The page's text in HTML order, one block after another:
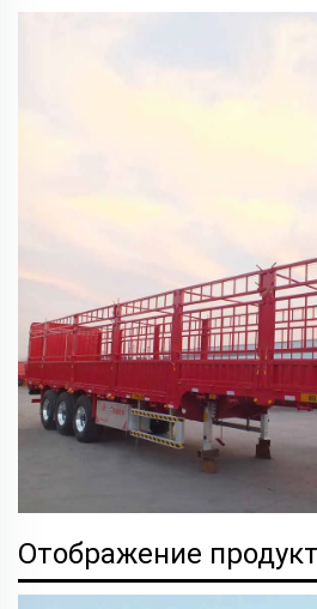
Отображение